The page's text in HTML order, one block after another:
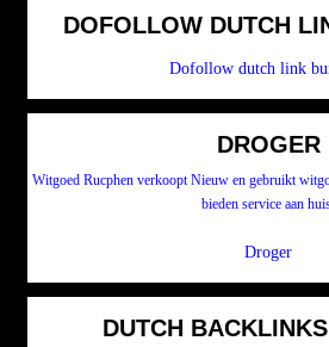
DOFOLLOW DUTCH
Dofollow dutch link
DROGER
Witgoed Rucphen verkoopt Nieuw en gebruikt
bieden service aan
Droger
DUTCH